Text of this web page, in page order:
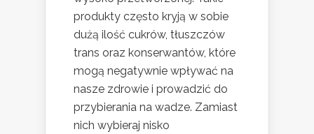
produkty często kryją w sobie
dużą ilość cukrów, tłuszczów
trans oraz konserwantów, które
mogą negatywnie wpływać na
nasze zdrowie i prowadzić do
przybierania na wadze. Zamiast
nich wybieraj nisko